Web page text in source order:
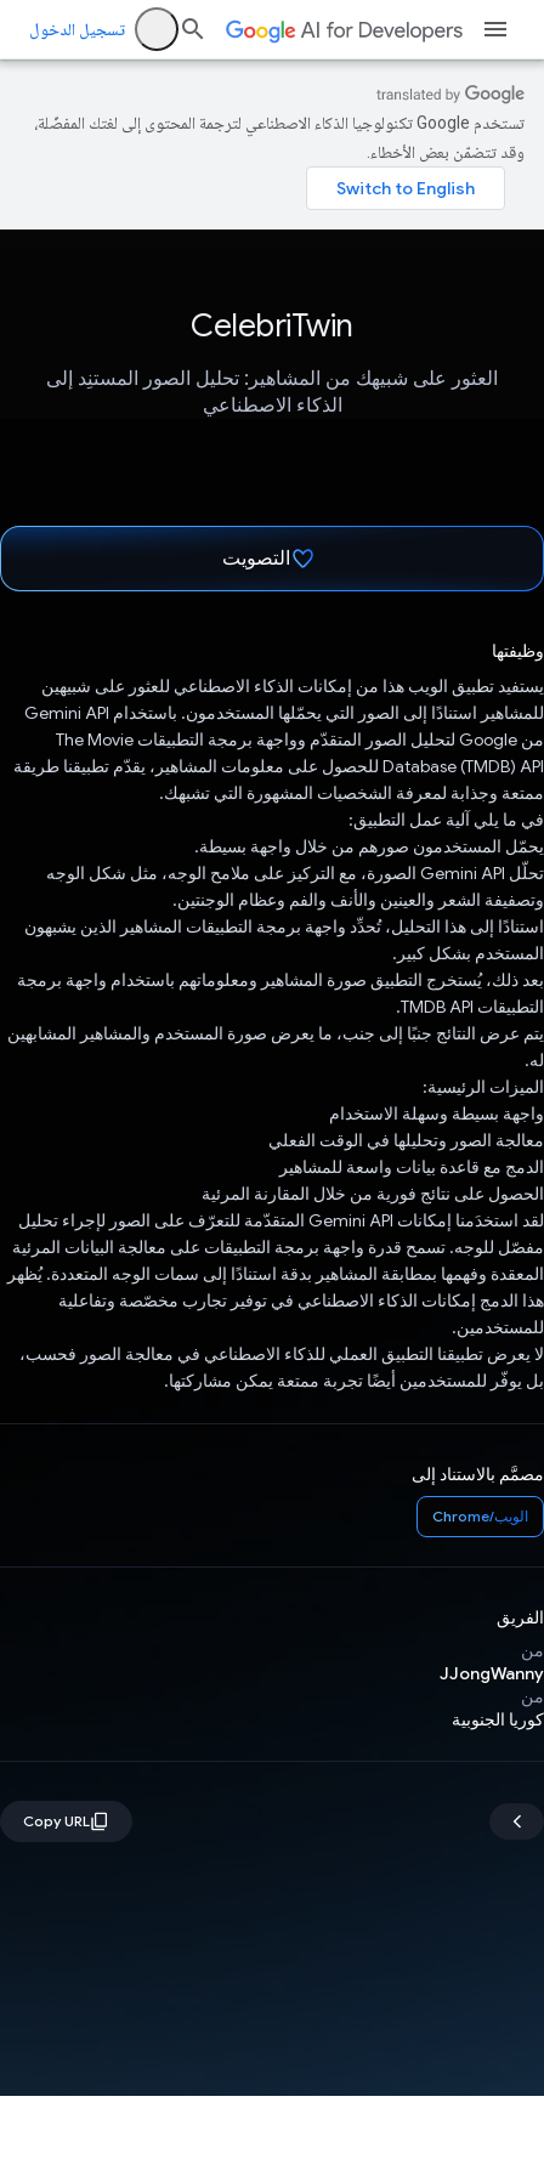
تسجيل الدخول
تستخدم Google تكنولوجيا الذكاء الاصطناعي لترجمة المحتوى إلى لغتك المفضّلة،
وقد تتضمّن بعض الأخطاء.
CelebriTwin
العثور على شبيهك من المشاهير: تحليل الصور المستنِد إلى
الذكاء الاصطناعي
التصويت
وظيفتها
يستفيد تطبيق الويب هذا من إمكانات الذكاء الاصطناعي للعثور على شبيهين
للمشاهير استنادًا إلى الصور التي يحمّلها المستخدمون. باستخدام Gemini API
من Google لتحليل الصور المتقدّم وواجهة برمجة التطبيقات The Movie
Database (TMDB) API للحصول على معلومات المشاهير، يقدّم تطبيقنا طريقة
ممتعة وجذابة لمعرفة الشخصيات المشهورة التي تشبهك.
في ما يلي آلية عمل التطبيق:
يحمّل المستخدمون صورهم من خلال واجهة بسيطة.
تحلّل Gemini API الصورة، مع التركيز على ملامح الوجه، مثل شكل الوجه
وتصفيفة الشعر والعينين والأنف والفم وعظام الوجنتين.
استنادًا إلى هذا التحليل، تُحدِّد واجهة برمجة التطبيقات المشاهير الذين يشبهون
المستخدم بشكل كبير.
بعد ذلك، يُستخرج التطبيق صورة المشاهير ومعلوماتهم باستخدام واجهة برمجة
التطبيقات TMDB API.
يتم عرض النتائج جنبًا إلى جنب، ما يعرض صورة المستخدم والمشاهير المشابهين
له.
الميزات الرئيسية:
واجهة بسيطة وسهلة الاستخدام
معالجة الصور وتحليلها في الوقت الفعلي
الدمج مع قاعدة بيانات واسعة للمشاهير
الحصول على نتائج فورية من خلال المقارنة المرئية
لقد استخدَمنا إمكانات Gemini API المتقدّمة للتعرّف على الصور لإجراء تحليل
مفصّل للوجه. تسمح قدرة واجهة برمجة التطبيقات على معالجة البيانات المرئية
المعقدة وفهمها بمطابقة المشاهير بدقة استنادًا إلى سمات الوجه المتعددة. يُظهر
هذا الدمج إمكانات الذكاء الاصطناعي في توفير تجارب مخصّصة وتفاعلية
للمستخدمين.
لا يعرض تطبيقنا التطبيق العملي للذكاء الاصطناعي في معالجة الصور فحسب،
بل يوفّر للمستخدمين أيضًا تجربة ممتعة يمكن مشاركتها.
مصمَّم بالاستناد إلى
الويب/Chrome
الفريق
من
JJongWanny
من
كوريا الجنوبية